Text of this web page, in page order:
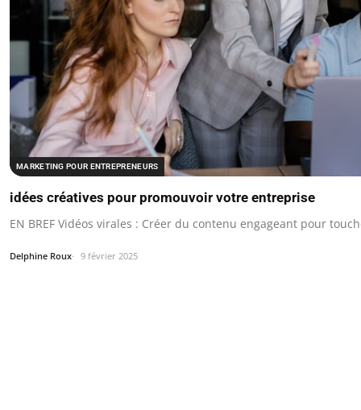
MARKETING POUR ENTREPRENEURS
idées créatives pour promouvoir votre entreprise
EN BREF Vidéos virales : Créer du contenu engageant pour
Delphine Roux 9 février 2025